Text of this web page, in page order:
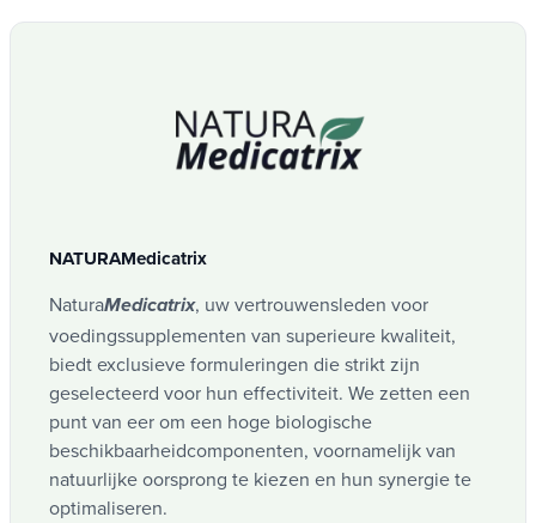
NATURAMedicatrix
NaturaMedicatrix, uw vertrouwensleden voor
voedingssupplementen van superieure kwaliteit,
biedt exclusieve formuleringen die strikt zijn
geselecteerd voor hun effectiviteit. We zetten een
punt van eer om een hoge biologische
beschikbaarheidcomponenten, voornamelijk van
natuurlijke oorsprong te kiezen en hun synergie te
optimaliseren.